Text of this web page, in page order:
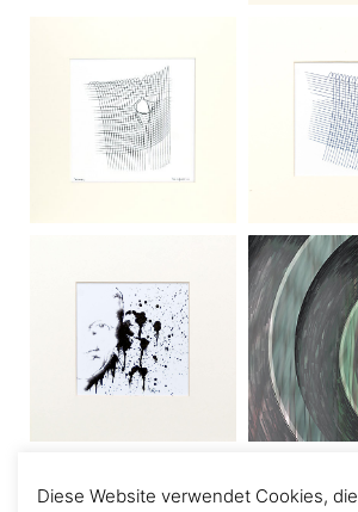
Diese Website verwendet Cookies, die